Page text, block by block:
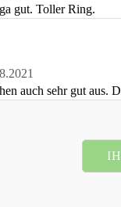
gut. Toller Ring.
auch sehr gut aus.